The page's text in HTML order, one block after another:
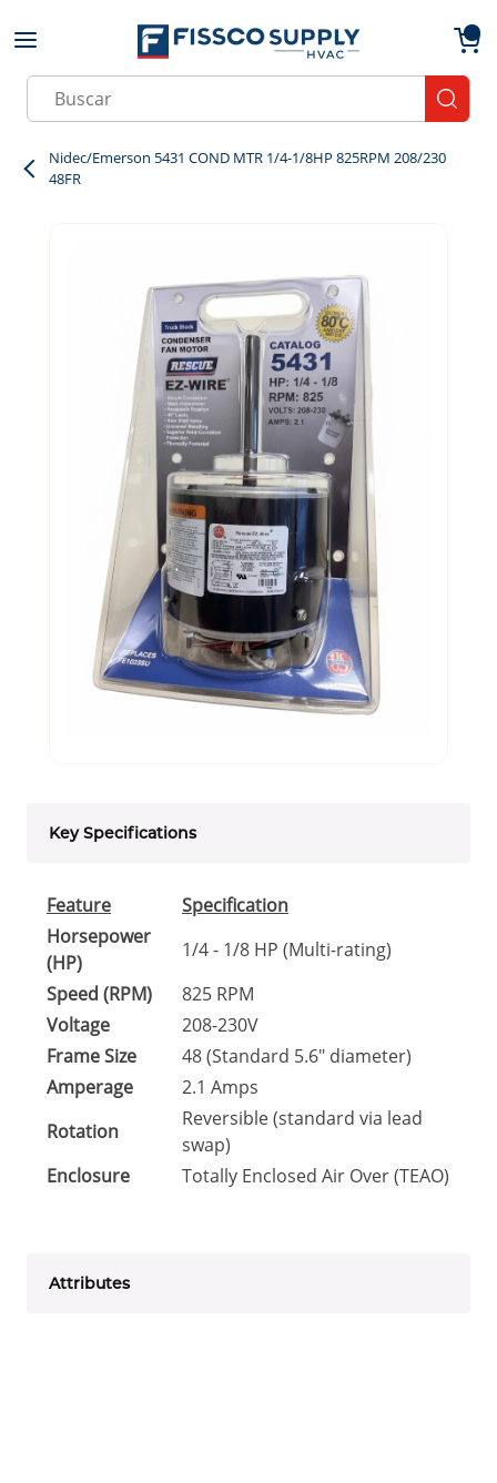
Skip to main content
Site Search
Nidec/Emerson 5431 COND MTR 1/4-1/8HP 825RPM 208/230
48FR
Key Specifications
Feature
Specification
Horsepower
(HP)
1/4 - 1/8 HP (Multi-rating)
Speed (RPM)
825 RPM
Voltage
208-230V
Frame Size
48 (Standard 5.6" diameter)
Amperage
2.1 Amps
Rotation
Reversible (standard via lead
swap)
Enclosure
Totally Enclosed Air Over (TEAO)
Attributes